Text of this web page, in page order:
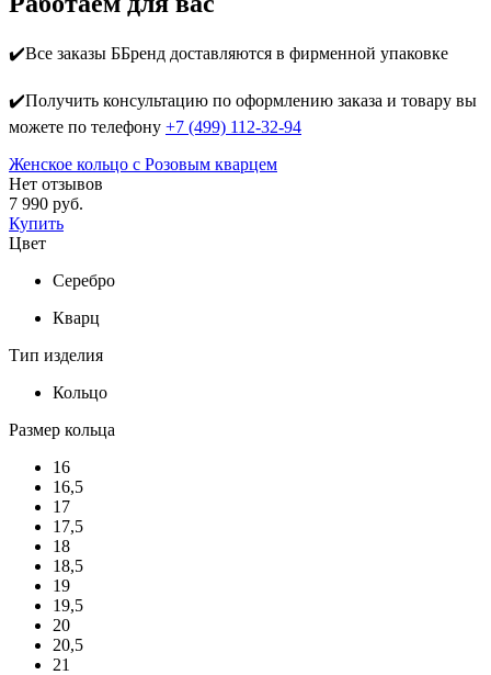
✔️Все заказы ББренд доставляются в фирменной упаковке
✔️Получить консультацию по оформлению заказа и товару вы
можете по телефону +7 (499) 112-32-94
Женское кольцо с Розовым кварцем
Нет отзывов
7 990 руб.
Купить
Цвет
Серебро
Кварц
Тип изделия
Кольцо
Размер кольца
16
16,5
17
17,5
18
18,5
19
19,5
20
20,5
21